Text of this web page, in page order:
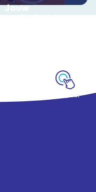
Jouw
ecologische
Schoolplaat